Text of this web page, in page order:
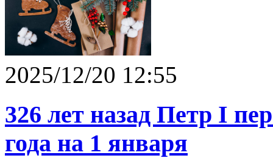
2025/12/20 12:55
326 лет назад Петр I
года на 1 января